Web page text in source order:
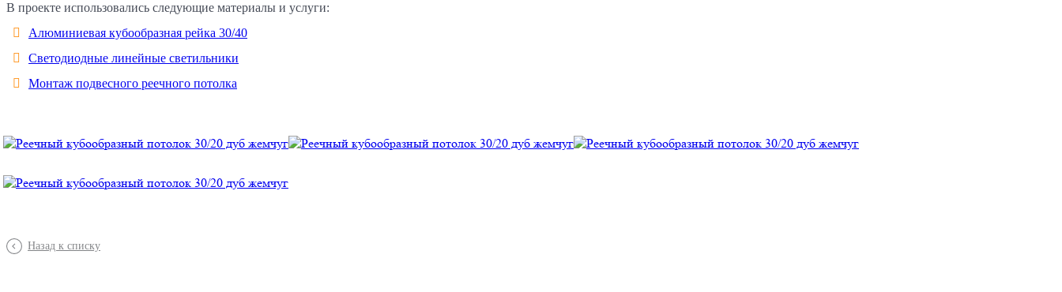
В проекте использовались следующие материалы и услуги:
Алюминиевая кубообразная рейка 30/40
Светодиодные линейные светильники
Монтаж подвесного реечного потолка
Назад к списку